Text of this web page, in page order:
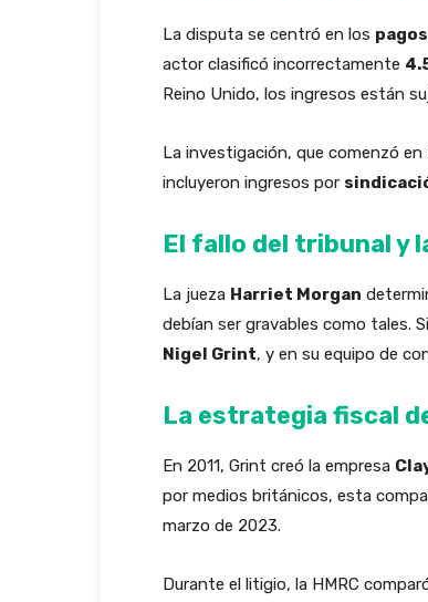
La disputa se centró en los
actor clasificó incorrectamente
Reino Unido, los ingresos están
La investigación, que comenzó
incluyeron ingresos por
El fallo del tribunal y
La jueza Harriet Morgan
debían ser gravables como tales.
Nigel Grint, y en su equipo de
La estrategia fiscal
En 2011, Grint creó la empresa
por medios británicos, esta
marzo de 2023.
Durante el litigio, la HMRC